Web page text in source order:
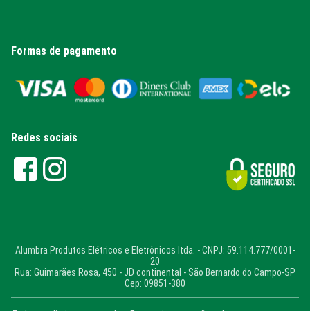
Formas de pagamento
Redes sociais
Alumbra Produtos Elétricos e Eletrônicos ltda. - CNPJ: 59.114.777/0001-
20
Rua: Guimarães Rosa, 450 - JD continental - São Bernardo do Campo-SP
Cep: 09851-380